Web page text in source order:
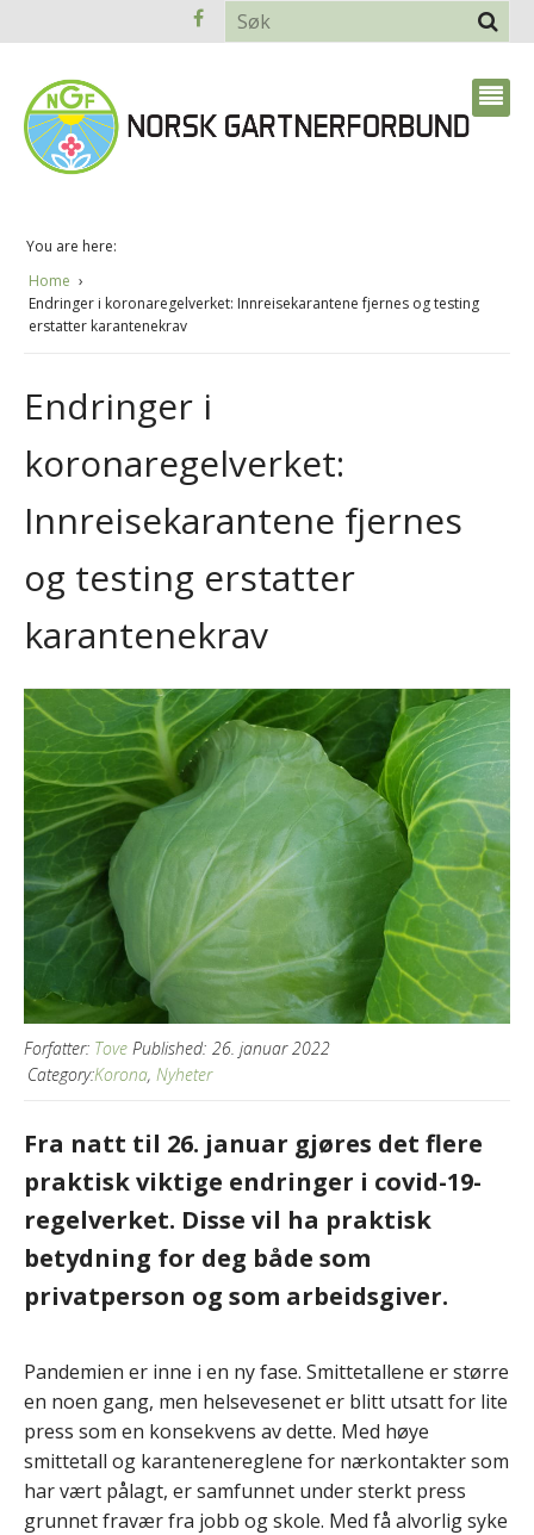
You are here:
Home
Endringer i koronaregelverket: Innreisekarantene fjernes og testing
erstatter karantenekrav
Endringer i
koronaregelverket:
Innreisekarantene fjernes
og testing erstatter
karantenekrav
Forfatter: Tove Published: 26. januar 2022
Category:Korona, Nyheter
Fra natt til 26. januar gjøres det flere
praktisk viktige endringer i covid-19-
regelverket. Disse vil ha praktisk
betydning for deg både som
privatperson og som arbeidsgiver.
Pandemien er inne i en ny fase. Smittetallene er større
en noen gang, men helsevesenet er blitt utsatt for lite
press som en konsekvens av dette. Med høye
smittetall og karantenereglene for nærkontakter som
har vært pålagt, er samfunnet under sterkt press
grunnet fravær fra jobb og skole. Med få alvorlig syke